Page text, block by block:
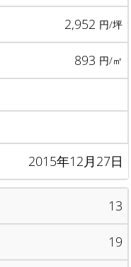
2,952 円/坪
893 円/㎡
2015年12月27日
13
19